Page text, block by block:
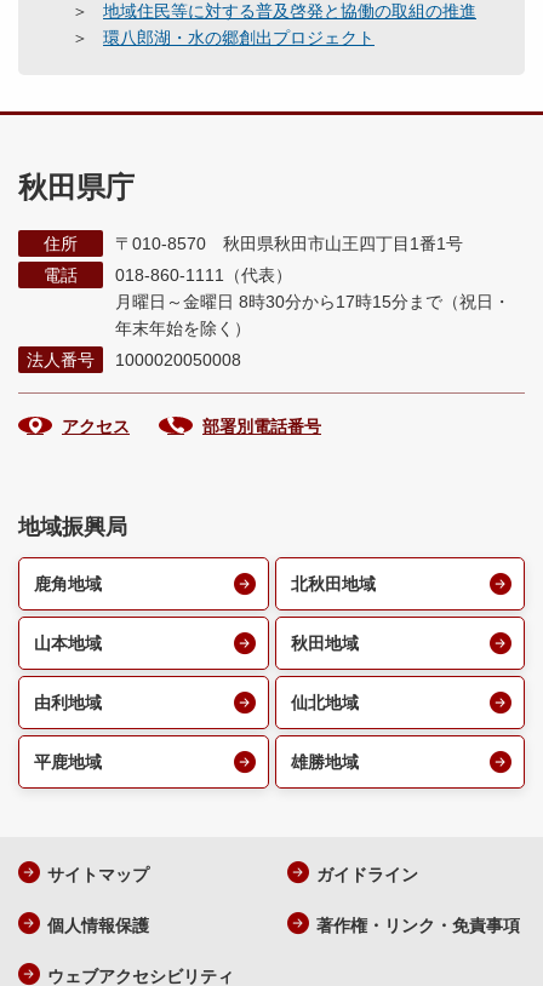
地域住民等に対する普及啓発と協働の取組の推進
環八郎湖・水の郷創出プロジェクト
秋田県庁
住所
〒010-8570 秋田県秋田市山王四丁目1番1号
電話
018-860-1111（代表）
月曜日～金曜日 8時30分から17時15分まで （祝日・
年末年始を除く）
法人番号
1000020050008
アクセス 部署別電話番号
地域振興局
鹿角地域 北秋田地域
山本地域 秋田地域
由利地域 仙北地域
平鹿地域 雄勝地域
サイトマップ ガイドライン
個人情報保護 著作権・リンク・免責事項
ウェブアクセシビリティ